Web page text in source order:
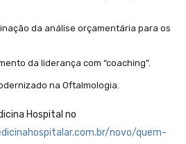
da análise orçamentária para os
da liderança com “coaching”.
na Oftalmologia.
Hospital no
novo/quem-